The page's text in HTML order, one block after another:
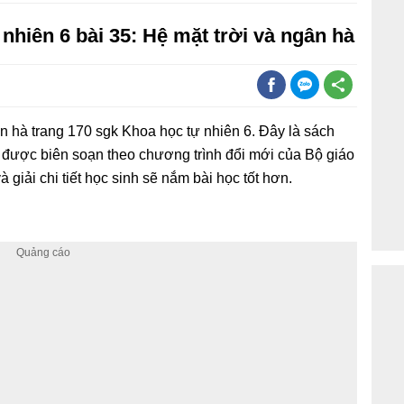
6 bài 35: Hệ mặt trời và ngân hà
hà trang 170 sgk Khoa học tự nhiên 6. Đây là sách
biên soạn theo chương trình đổi mới của Bộ giáo
giải chi tiết học sinh sẽ nắm bài học tốt hơn.